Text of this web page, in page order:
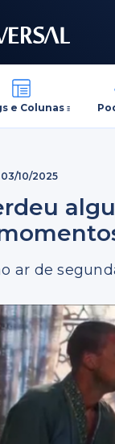
e Colunas
03/10/2025
ar de